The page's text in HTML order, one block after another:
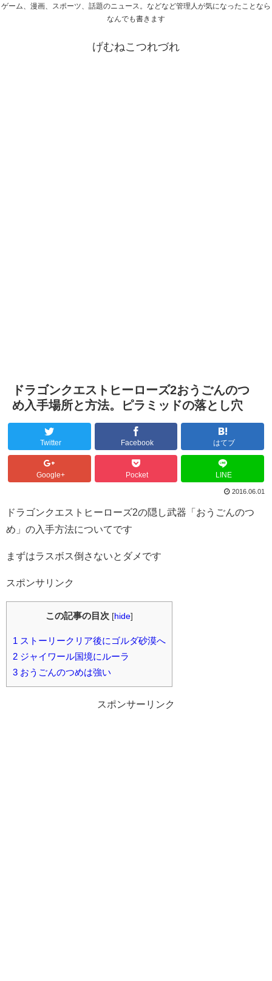
ゲーム、漫画、スポーツ、話題のニュース。などなど管理人が気になったことなら
なんでも書きます
げむねこつれづれ
ドラゴンクエストヒーローズ2おうごんのつ
め入手場所と方法。ピラミッドの落とし穴
Twitter Facebook はてブ
Google+ Pocket LINE
2016.06.01
ドラゴンクエストヒーローズ2の隠し武器「おうごんのつ
め」の入手方法についてです
まずはラスボス倒さないとダメです
スポンサリンク
この記事の目次 [hide]
1 ストーリークリア後にゴルダ砂漠へ
2 ジャイワール国境にルーラ
3 おうごんのつめは強い
スポンサーリンク